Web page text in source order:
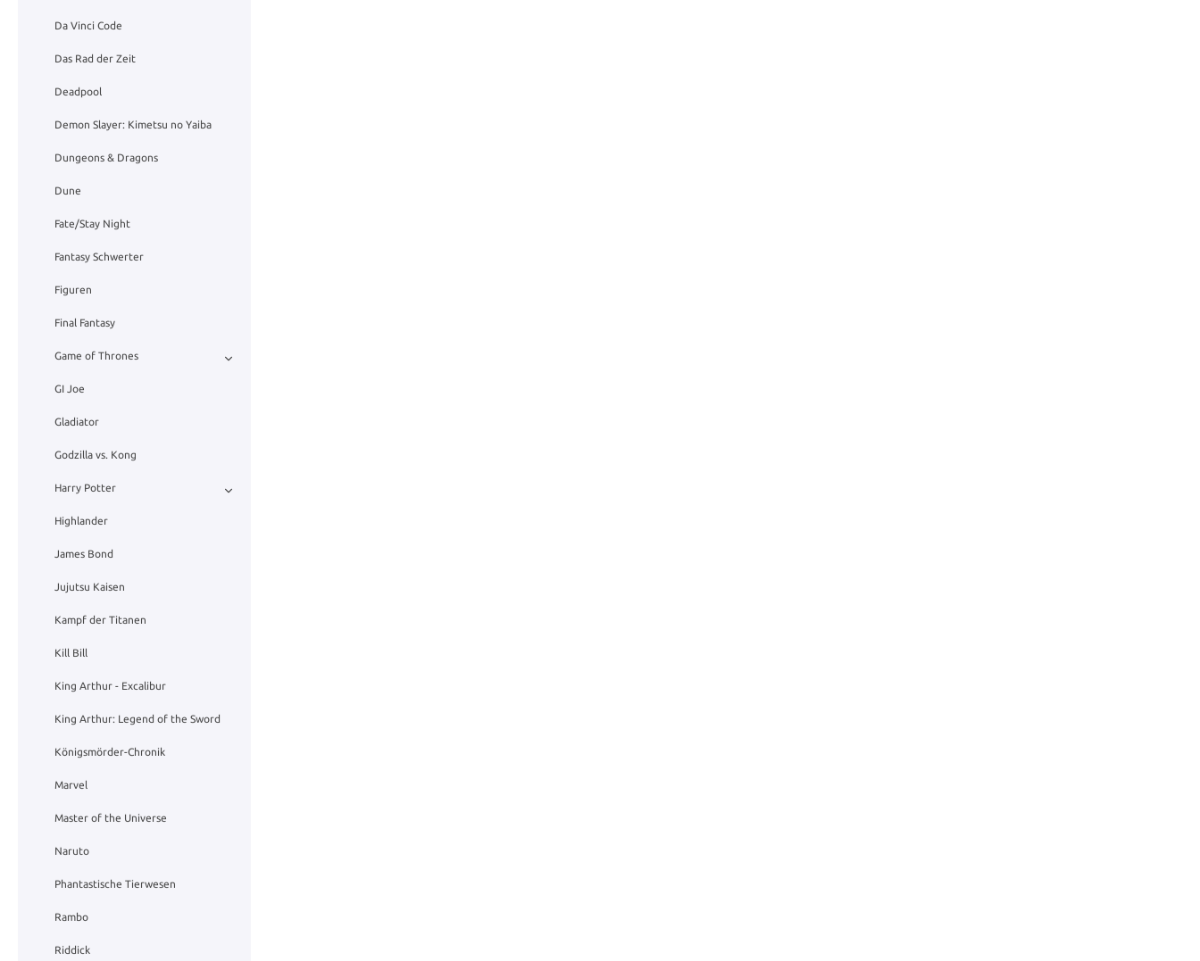
Da Vinci Code
Das Rad der Zeit
Deadpool
Demon Slayer: Kimetsu no Yaiba
Dungeons & Dragons
Dune
Fate/Stay Night
Fantasy Schwerter
Figuren
Final Fantasy
Game of Thrones
GI Joe
Gladiator
Godzilla vs. Kong
Harry Potter
Highlander
James Bond
Jujutsu Kaisen
Kampf der Titanen
Kill Bill
King Arthur - Excalibur
King Arthur: Legend of the Sword
Königsmörder-Chronik
Marvel
Master of the Universe
Naruto
Phantastische Tierwesen
Rambo
Riddick